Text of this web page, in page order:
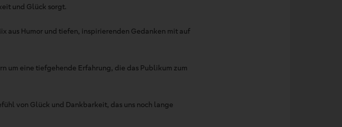
und Glück sorgt.
aus Humor und tiefen, inspirierenden Gedanken mit auf
um eine tiefgehende Erfahrung, die das Publikum zum
von Glück und Dankbarkeit, das uns noch lange